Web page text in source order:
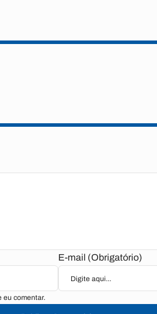
E-mail (Obrigatório)
eu comentar.